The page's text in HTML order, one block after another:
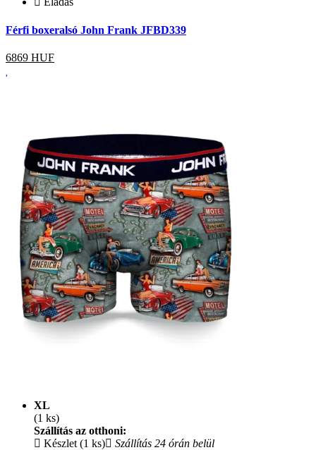
Férfi boxeralsó John Frank JFBD339
6869 HUF
XL
(1 ks)
Szállítás az otthoni:
Készlet (1 ks)
Szállítás 24 órán belül